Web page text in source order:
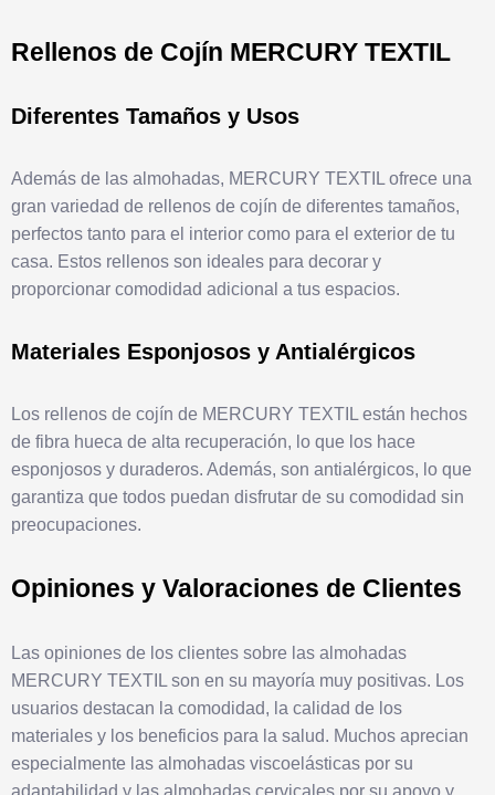
Rellenos de Cojín MERCURY TEXTIL
Diferentes Tamaños y Usos
Además de las almohadas, MERCURY TEXTIL ofrece una
gran variedad de rellenos de cojín de diferentes tamaños,
perfectos tanto para el interior como para el exterior de tu
casa. Estos rellenos son ideales para decorar y
proporcionar comodidad adicional a tus espacios.
Materiales Esponjosos y Antialérgicos
Los rellenos de cojín de MERCURY TEXTIL están hechos
de fibra hueca de alta recuperación, lo que los hace
esponjosos y duraderos. Además, son antialérgicos, lo que
garantiza que todos puedan disfrutar de su comodidad sin
preocupaciones.
Opiniones y Valoraciones de Clientes
Las opiniones de los clientes sobre las almohadas
MERCURY TEXTIL son en su mayoría muy positivas. Los
usuarios destacan la comodidad, la calidad de los
materiales y los beneficios para la salud. Muchos aprecian
especialmente las almohadas viscoelásticas por su